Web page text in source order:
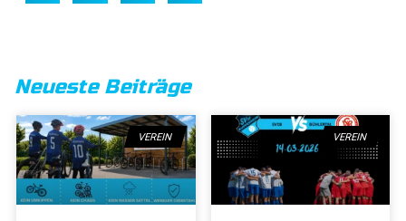
Neueste Beiträge
VEREIN VEREIN